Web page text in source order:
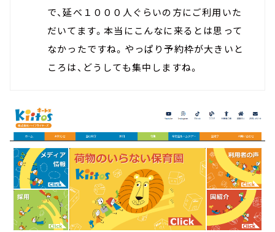
で、延べ１０００人ぐらいの方にご利用いた
だいてます。本当にこんなに来るとは思って
なかったですね。やっぱり予約枠が大きいと
ころは、どうしても集中しますね。